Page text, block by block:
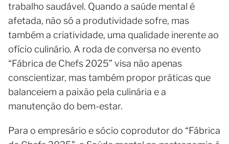
trabalho saudável. Quando a saúde mental é
afetada, não só a produtividade sofre, mas
também a criatividade, uma qualidade inerente ao
ofício culinário. A roda de conversa no evento
“Fábrica de Chefs 2025” visa não apenas
conscientizar, mas também propor práticas que
balanceiem a paixão pela culinária e a
manutenção do bem-estar.
Para o empresário e sócio coprodutor do “Fábrica